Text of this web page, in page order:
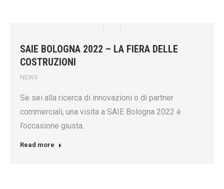
SAIE BOLOGNA 2022 – LA FIERA DELLE
COSTRUZIONI
NEWS
Se sei alla ricerca di innovazioni o di partner
commerciali, una visita a SAIE Bologna 2022 è
l’occasione giusta.
Read more